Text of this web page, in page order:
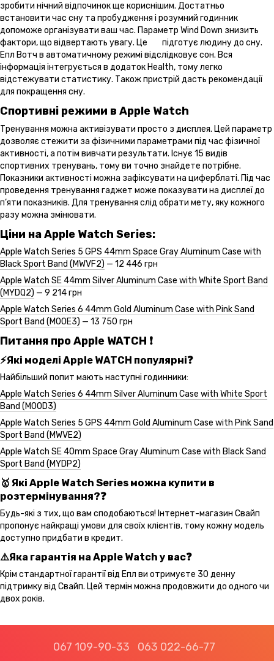
зробити нічний відпочинок ще кориснішим. Достатньо
встановити час сну та пробудження і розумний годинник
допоможе організувати ваш час. Параметр Wind Down знизить
фактори, що відвертають увагу. Це підготує людину до сну.
Епл Вотч в автоматичному режимі відслідковує сон. Вся
інформація інтегрується в додаток Health, тому легко
відстежувати статистику. Також пристрій дасть рекомендації
для покращення сну.
Спортивні режими в Apple Watch
Тренування можна активізувати просто з дисплея. Цей параметр
дозволяє стежити за фізичними параметрами під час фізичної
активності, а потім вивчати результати. Існує 15 видів
спортивних тренувань, тому ви точно знайдете потрібне.
Показники активності можна зафіксувати на циферблаті. Під час
проведення тренування гаджет може показувати на дисплеї до
п’яти показників. Для тренування слід обрати мету, яку кожного
разу можна змінювати.
Ціни на Apple Watch Series:
Apple Watch Series 5 GPS 44mm Space Gray Aluminum Case with
Black Sport Band (MWVF2) — 12 446 грн
Apple Watch SE 44mm Silver Aluminum Case with White Sport Band
(MYDQ2) — 9 214 грн
Apple Watch Series 6 44mm Gold Aluminum Case with Pink Sand
Sport Band (M00E3) — 13 750 грн
Питання про Apple WATCH ❗️
⚡️Які моделі Apple WATCH популярні❓
Найбільший попит мають наступні годинники:
Apple Watch Series 6 44mm Silver Aluminum Case with White Sport
Band (M00D3)
Apple Watch Series 5 GPS 44mm Gold Aluminum Case with Pink Sand
Sport Band (MWVE2)
Apple Watch SE 40mm Space Gray Aluminum Case with Black Sand
Sport Band (MYDP2)
🥇 Які Apple Watch Series можна купити в
розтермінування?❓
Будь-які з тих, що вам сподобаються! Інтернет-магазин Свайп
пропонує найкращі умови для своїх клієнтів, тому кожну модель
доступно придбати в кредит.
⚠️Яка гарантія на Apple Watch у вас❓
Крім стандартної гарантії від Епл ви отримуєте 30 денну
підтримку від Свайп. Цей термін можна продовжити до одного чи
двох років.
067 109-90-33 063 022-66-77